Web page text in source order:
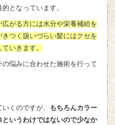
となっています。
がる方には水分や栄養補給を
つく扱いづらい髪にはクセを
いきます。
悩みに合わせた施術を行って
くのですが、
もちろんカラー
いうわけではないので少なか